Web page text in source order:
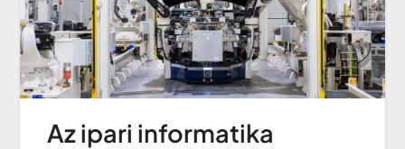
Az ipari informatika